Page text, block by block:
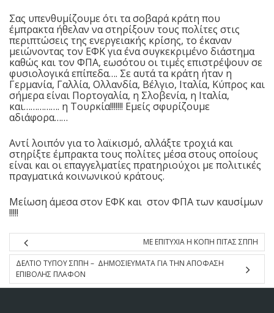
Σας υπενθυμίζουμε ότι τα σοβαρά κράτη που
έμπρακτα ήθελαν να στηρίξουν τους πολίτες στις
περιπτώσεις της ενεργειακής κρίσης, το έκαναν
μειώνοντας τον ΕΦΚ για ένα συγκεκριμένο διάστημα
καθώς και τον ΦΠΑ, εωσότου οι τιμές επιστρέψουν σε
φυσιολογικά επίπεδα…. Σε αυτά τα κράτη ήταν η
Γερμανία, Γαλλία, Ολλανδία, Βέλγιο, Ιταλία, Κύπρος και
σήμερα είναι Πορτογαλία, η Σλοβενία, η Ιταλία,
και……………. η Τουρκία!!!!!!! Εμείς σφυρίζουμε
αδιάφορα……
Αντί λοιπόν για το λαϊκισμό, αλλάξτε τροχιά και
στηρίξτε έμπρακτα τους πολίτες μέσα στους οποίους
είναι και οι επαγγελματίες πρατηριούχοι με πολιτικές
πραγματικά κοινωνικού κράτους.
Μείωση άμεσα στον ΕΦΚ και στον ΦΠΑ των καυσίμων
!!!!!
ΜΕ ΕΠΙΤΥΧΙΑ Η ΚΟΠΗ ΠΙΤΑΣ ΣΠΠΗ
ΔΕΛΤΙΟ ΤΥΠΟΥ ΣΠΠΗ – ΔΗΜΟΣΙΕΥΜΑΤΑ ΓΙΑ ΤΗΝ ΑΠΟΦΑΣΗ
ΕΠΙΒΟΛΗΣ ΠΛΑΦΟΝ